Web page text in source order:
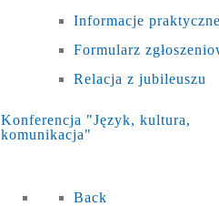
Informacje
Formularz
Relacja z jubileuszu
Konferencja "Język, kultura,
komunikacja"
Back